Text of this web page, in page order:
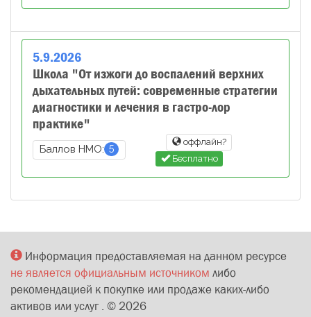
5.9.2026
Школа "От изжоги до воспалений верхних
дыхательных путей: современные стратегии
диагностики и лечения в гастро-лор
практике"
Баллов НМО: 5
оффлайн?
Бесплатно
Информация предоставляемая на данном ресурсе
не является официальным источником либо
рекомендацией к покупке или продаже каких-либо
активов или услуг . © 2026